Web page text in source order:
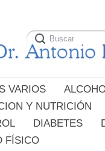
VARIOS
Y NUTRICIÓN
DIABETES
FÍSICO